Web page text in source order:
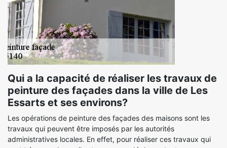
Qui a la capacité de réaliser les travaux de
peinture des façades dans la ville de Les
Essarts et ses environs?
Les opérations de peinture des façades des maisons sont les
travaux qui peuvent être imposés par les autorités
administratives locales. En effet, pour réaliser ces travaux qui